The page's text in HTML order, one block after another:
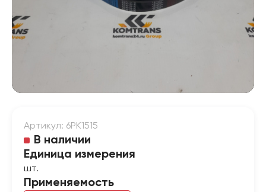
Артикул: 6PK1515
В наличии
Единица измерения
шт.
Применяемость